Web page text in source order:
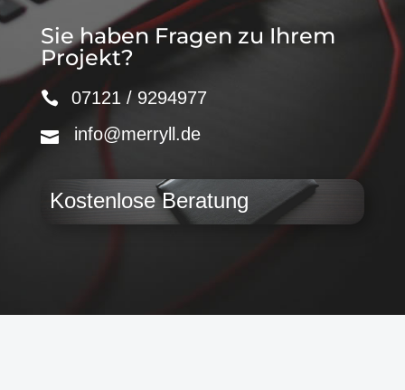
Sie haben Fragen zu Ihrem
Projekt?
07121 / 9294977
info@merryll.de
Kostenlose Beratung